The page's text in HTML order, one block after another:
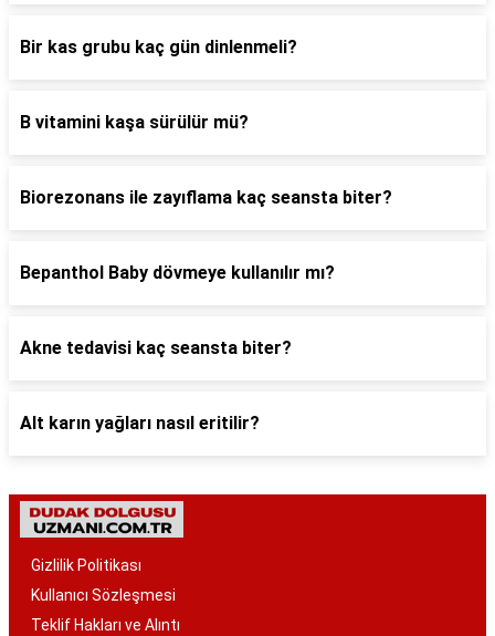
Bir kas grubu kaç gün dinlenmeli?
B vitamini kaşa sürülür mü?
Biorezonans ile zayıflama kaç seansta biter?
Bepanthol Baby dövmeye kullanılır mı?
Akne tedavisi kaç seansta biter?
Alt karın yağları nasıl eritilir?
Gizlilik Politikası
Kullanıcı Sözleşmesi
Teklif Hakları ve Alıntı